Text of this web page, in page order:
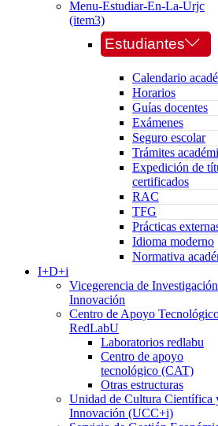
Menu-Estudiar-En-La-Urjc
(item3)
Estudiantes
Calendario
Horarios
Guías docentes
Exámenes
Seguro escolar
Trámites
Expedición de
certificados
RAC
TFG
Prácticas
Idioma moderno
Normativa
I+D+i
Vicegerencia de
Innovación
Centro de Apoyo
RedLabU
Laboratorios redlabu
Centro de apoyo
tecnológico (CAT)
Otras estructuras
Unidad de Cultura Científica
Innovación (UCC+i)